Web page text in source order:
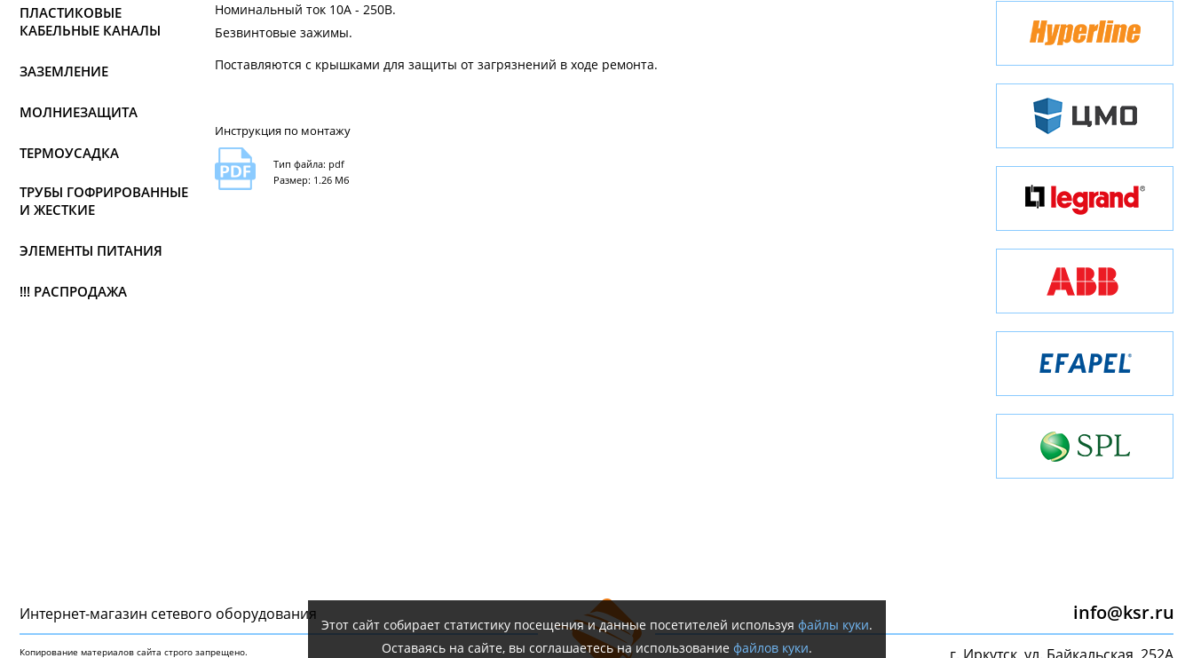
ПЛАСТИКОВЫЕ
КАБЕЛЬНЫЕ КАНАЛЫ
ЗАЗЕМЛЕНИЕ
МОЛНИЕЗАЩИТА
ТЕРМОУСАДКА
ТРУБЫ ГОФРИРОВАННЫЕ
И ЖЕСТКИЕ
ЭЛЕМЕНТЫ ПИТАНИЯ
!!! РАСПРОДАЖА
Номинальный ток 10А - 250В.
Безвинтовые зажимы.
Поставляются с крышками для защиты от загрязнений в ходе ремонта.
Инструкция по монтажу
Тип файла: pdf
Размер: 1.26 Мб
Интернет-магазин сетeвого оборудования
Копирование материалов сайта строго запрещено.
info@ksr.ru
Этот сайт собирает статистику посещения и данные посетителей используя файлы куки.
Оставаясь на сайте, вы соглашаетесь на использование файлов куки.